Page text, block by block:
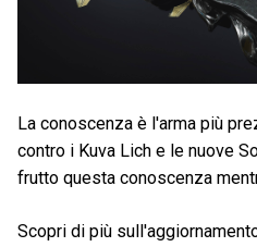
La conoscenza è l'arma più
contro i Kuva Lich e le nuove
frutto questa conoscenza
Scopri di più